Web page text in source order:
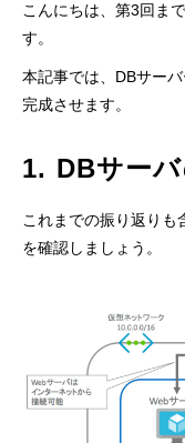
こんにちは、第3回ま
す。
本記事では、DBサー
完成させます。
1. DBサー
これまでの振り返りも
を確認しましょう。